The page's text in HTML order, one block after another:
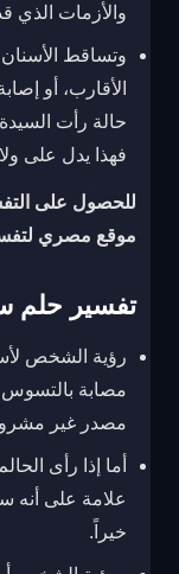
والأزمات الذي
وتساقط
الأقارب، أو
حالة رأت
فهذا يدل على
للحصول على
موقع مصري
تفسير حلم
رؤية الشخص
مصابة
مصدر غير
أما إذا رأى
علامة على أنه
خيراً.